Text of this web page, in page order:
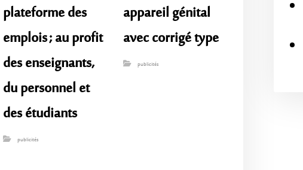
plateforme des
emplois ; au profit
des enseignants,
du personnel et
des étudiants
publicités
appareil génital
avec corrigé type
publicités